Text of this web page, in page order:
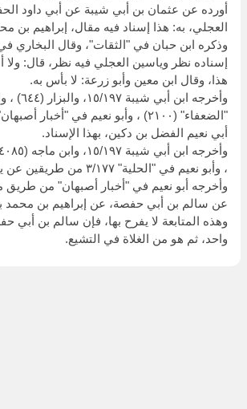
أورده عن عثمان بن أبي شيبة عن أبي داود
العجلي، به: هذا إسناد فيه مقال، إبراهيم بن
وذكره ابن حبان في "الثقات"، وقال البخاري
إسناده نظر وياسين العجلي فيه نظر، قال: ولا
هذا، وقال ابن معين وأبو زرعة: لا بأس به.
وأخرجه ابن
أبي نعيم الفضل بن دكين، بهذا الإسناد.
، وأبو نعيم في "الحلية" ٣/١٧٧ من طريقين عن ياسين العجلي، به.
وأخرجه أبو نعيم في "أخبار أصبهان" من
عن سالم بن أبي حفصة، عن إبراهيم بن محمد
وهذه المتابعة لا يفرح بها، فإن سالم بن أبي
واحد، ثم هو من الغلاة في التشيع.